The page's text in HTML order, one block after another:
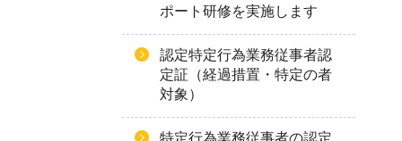
ポート研修を実施します
認定特定行為業務従事者認
定証（経過措置・特定の者
対象）
特定行為業務従事者の認定